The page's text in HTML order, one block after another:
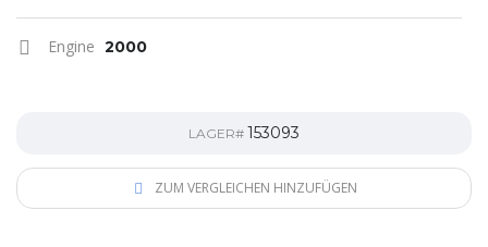
Engine 2000
LAGER# 153093
ZUM VERGLEICHEN HINZUFÜGEN